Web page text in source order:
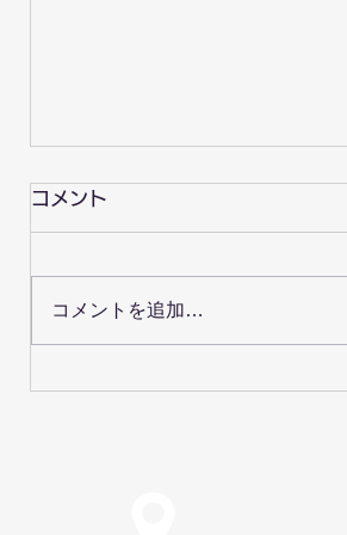
ゆりいかカリンバサークルを
コメント
コメントを追加…